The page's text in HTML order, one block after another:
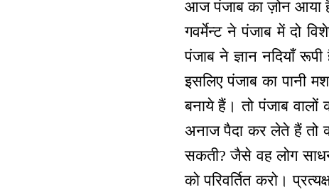
आज पंजाब का ज़ोन आया
गवर्मेन्ट ने पंजाब में दो
पंजाब ने ज्ञान नदियाँ
इसलिए पंजाब का पानी
बनाये हैं। तो पंजाब
अनाज पैदा कर लेते हैं तो
सकती? जैसे वह लोग
को परिवर्तित करो।